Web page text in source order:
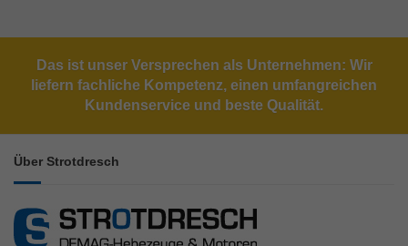
Das ist unser Versprechen als Unternehmen: Wir
liefern fachliche Kompetenz, einen umfangreichen
Kundenservice und beste Qualität.
Über Strotdresch